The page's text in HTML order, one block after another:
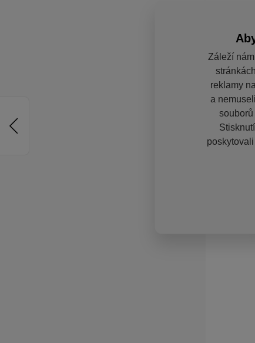
Záleží
reklamy
a